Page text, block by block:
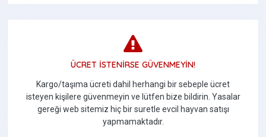
ÜCRET İSTENİRSE GÜVENMEYİN!
Kargo/taşıma ücreti dahil herhangi bir sebeple ücret
isteyen kişilere güvenmeyin ve lütfen bize bildirin. Yasalar
gereği web sitemiz hiç bir suretle evcil hayvan satışı
yapmamaktadır.